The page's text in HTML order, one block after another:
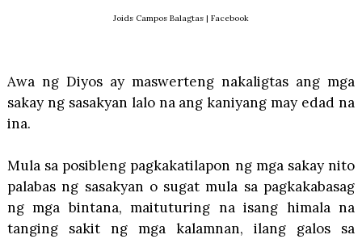
Joids Campos Balagtas | Facebook
Awa ng Diyos ay maswerteng nakaligtas ang mga
sakay ng sasakyan lalo na ang kaniyang may edad na
ina.
Mula sa posibleng pagkakatilapon ng mga sakay nito
palabas ng sasakyan o sugat mula sa pagkakabasag
ng mga bintana, maituturing na isang himala na
tanging sakit ng mga kalamnan, ilang galos sa